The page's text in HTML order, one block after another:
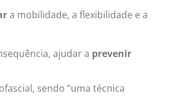
a mobilidade, a flexibilidade e a
ajudar a prevenir
sendo “uma técnica